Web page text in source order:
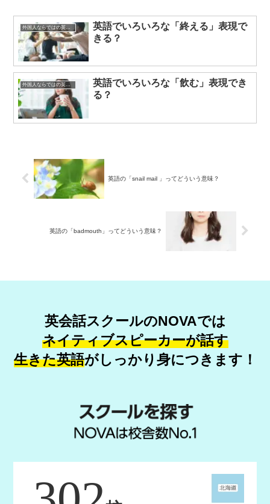
外国人ならではの英語表現
英語でいろいろな「終える」表現で
きる？
外国人ならではの英語表現
英語でいろいろな「飲む」表現でき
る？
英語の「snail mail 」ってどういう意味？
英語の「badmouth」ってどういう意味？
英会話スクールのNOVAでは
ネイティブスピーカーが話す
生きた英語がしっかり身につきます！